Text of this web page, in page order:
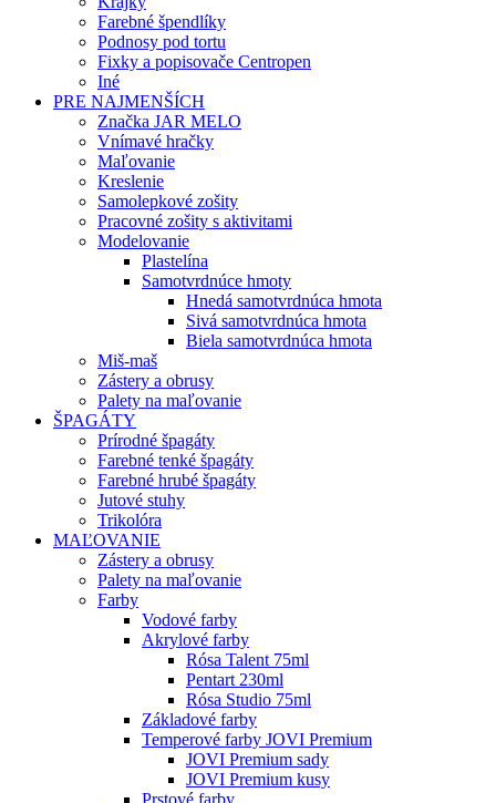
Farebné špendlíky
Podnosy pod tortu
Fixky a popisovače Centropen
Iné
PRE NAJMENŠÍCH
Značka JAR MELO
Vnímavé hračky
Maľovanie
Kreslenie
Samolepkové zošity
Pracovné zošity s aktivitami
Modelovanie
Plastelína
Samotvrdnúce hmoty
Hnedá samotvrdnúca hmota
Sivá samotvrdnúca hmota
Biela samotvrdnúca hmota
Miš-maš
Zástery a obrusy
Palety na maľovanie
ŠPAGÁTY
Prírodné špagáty
Farebné tenké špagáty
Farebné hrubé špagáty
Jutové stuhy
Trikolóra
MAĽOVANIE
Zástery a obrusy
Palety na maľovanie
Farby
Vodové farby
Akrylové farby
Rósa Talent 75ml
Pentart 230ml
Rósa Studio 75ml
Základové farby
Temperové farby JOVI Premium
JOVI Premium sady
JOVI Premium kusy
Prstové farby